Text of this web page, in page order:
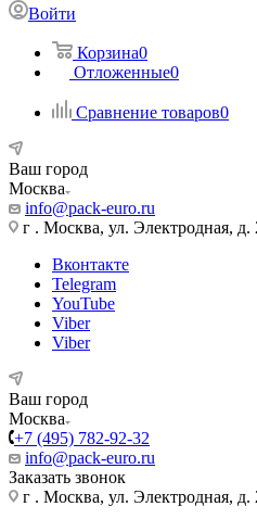
Войти
Корзина0
Отложенные0
Сравнение товаров0
Ваш город
Москва
info@pack-euro.ru
г . Москва, ул. Электродная, д.
Вконтакте
Telegram
YouTube
Viber
Viber
Ваш город
Москва
+7 (495) 782-92-32
info@pack-euro.ru
Заказать звонок
г . Москва, ул. Электродная, д.